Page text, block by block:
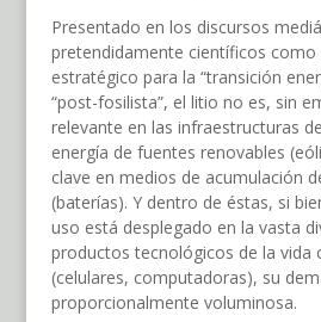
Presentado en los discursos
pretendidamente científicos como
estratégico para la “transición
“post-fosilista”, el litio no es, sin
relevante en las infraestructuras
energía de fuentes renovables
clave en medios de acumulación
(baterías). Y dentro de éstas, si
uso está desplegado en la vasta
productos tecnológicos de la vida
(celulares, computadoras), su
proporcionalmente voluminosa.